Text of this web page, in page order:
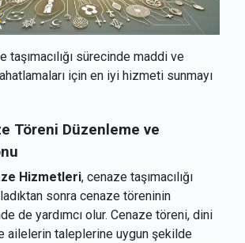
taşımacılığı sürecinde maddi ve
için en iyi hizmeti sunmayı
Töreni Düzenleme ve
Hizmetleri, cenaze taşımacılığı
sonra cenaze töreninin
de yardımcı olur. Cenaze töreni, dini
ailelerin taleplerine uygun şekilde